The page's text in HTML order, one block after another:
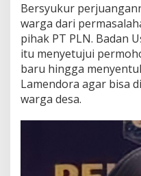
Bersyukur
warga dari
pihak PT PLN. Badan
itu menyetujui
baru hingga
Lamendora agar bisa
warga desa.